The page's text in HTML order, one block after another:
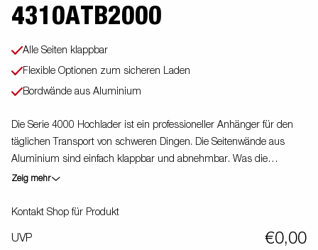
4310ATB2000
Alle Seiten klappbar
Flexible Optionen zum sicheren Laden
Bordwände aus Aluminium
Die Serie 4000 Hochlader ist ein professioneller Anhänger für den
täglichen Transport von schweren Dingen. Die Seitenwände aus
Aluminium sind einfach klappbar und abnehmbar. Was die
Einsatzmöglichkeiten erhöht. Du kannst den Anhänger auch als
es Dir sehr einfach deine Ladung zu sichern. Schau Dir unser
Veranschaulichung. Abbildung ähnlich
Zeig mehr
Kontakt Shop für Produkt
UVP €0,00